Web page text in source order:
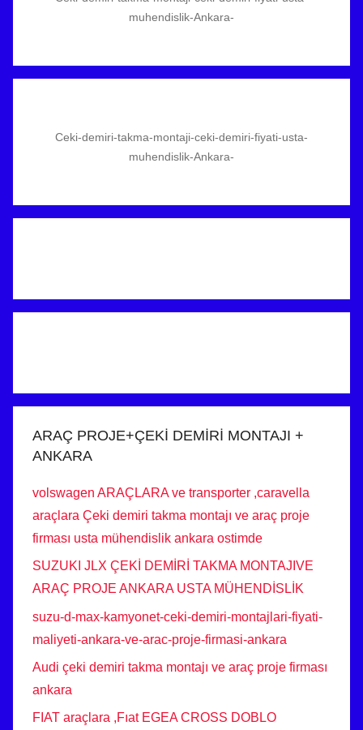
muhendislik-Ankara-
Ceki-demiri-takma-montaji-ceki-demiri-fiyati-usta-
muhendislik-Ankara-
ARAÇ PROJE+ÇEKİ DEMİRİ MONTAJI +
ANKARA
volswagen ARAÇLARA ve transporter ,caravella
araçlara Çeki demiri takma montajı ve araç proje
firması usta mühendislik ankara ostimde
SUZUKI JLX ÇEKİ DEMİRİ TAKMA MONTAJIVE
ARAÇ PROJE ANKARA USTA MÜHENDİSLİK
suzu-d-max-kamyonet-ceki-demiri-montajlari-fiyati-
maliyeti-ankara-ve-arac-proje-firmasi-ankara
Audi çeki demiri takma montajı ve araç proje firması
ankara
FIAT araçlara ,Fıat EGEA CROSS DOBLO